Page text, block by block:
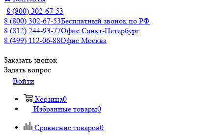
8 (800) 302-67-53
8 (800) 302-67-53Бесплатный звонок по РФ
8 (812) 244-93-77Офис Санкт-Петербург
8 (499) 112-06-88Офис Москва
Заказать звонок
Задать вопрос
Войти
Корзина0
Избранные товары0
Сравнение товаров0